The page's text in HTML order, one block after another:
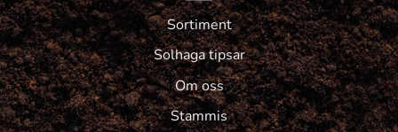
Sortiment
Solhaga tipsar
Om oss
Stammis